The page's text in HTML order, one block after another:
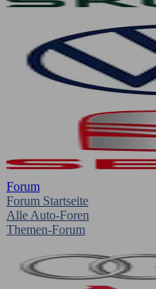
Forum
Forum Startseite
Alle Auto-Foren
Themen-Forum